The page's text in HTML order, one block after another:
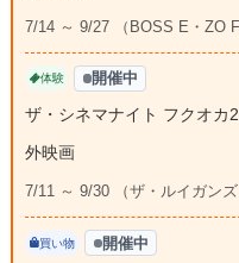
7/14 ～ 9/27 （BOSS E・ZO
体験 開催中
ザ・シネマナイト フクオカ
外映画
7/11 ～ 9/30 （ザ・ルイガンズ
買い物 開催中